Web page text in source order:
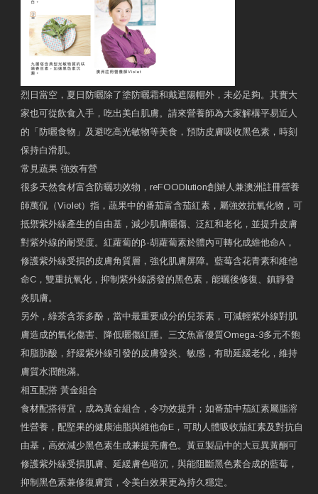
烈日當空，夏日防曬除了塗防曬霜和戴遮陽帽外，未必足夠。其實大
家也可從飲食入手，吃出美白肌膚。請來營養師為大家解構平易近人
的「防曬食物」及避吃高光敏物等美食，預防皮膚吸收黑色素，時刻
保持白滑肌。
常見蔬果 強效有營
很多天然食材富含防曬功效物，reFOODlution創辧人兼澳洲註冊營養
師萬侃（Violet）指，蔬果中的番茄富含茄紅素，屬強效抗氧化物，可
抵禦紫外線產生的自由基，減少肌膚曬傷、泛紅和老化，並提升皮膚
對紫外線的耐受度。紅蘿蔔的β-胡蘿蔔素於體內可轉化成維他命A，
修護紫外線受損的皮膚角質層，強化肌膚屏障。藍莓含花青素和維他
命C，雙重抗氧化，抑制紫外線誘發的黑色素，能曬後修復、鎮靜發
炎肌膚。
另外，綠茶含茶多酚，當中最重要成分的兒茶素，可減輕紫外線對肌
膚造成的氧化傷害、降低曬傷紅腫。三文魚富優質Omega-3多元不飽
和脂肪酸，紓緩紫外線引發的皮膚發炎、敏感，有助延緩老化，維持
膚質水潤飽滿。
相互配搭 黃金組合
食材配搭得宜，成為黃金組合，令功效提升；如番茄中茄紅素屬脂溶
性營養，配堅果的健康油脂與維他命E，可助人體吸收茄紅素及對抗自
由基，高效減少黑色素生成兼提亮膚色。黃豆製品中的大豆異黃酮可
修護紫外線受損肌膚、延緩膚色暗沉，與能阻斷黑色素合成的藍莓，
抑制黑色素兼修復膚質，令美白效果更為持久穩定。